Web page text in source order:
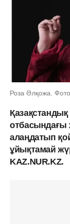
Роза Әлқожа.
отбасындағы
алаңдатып
ұйықтамай
KAZ.NUR.KZ.